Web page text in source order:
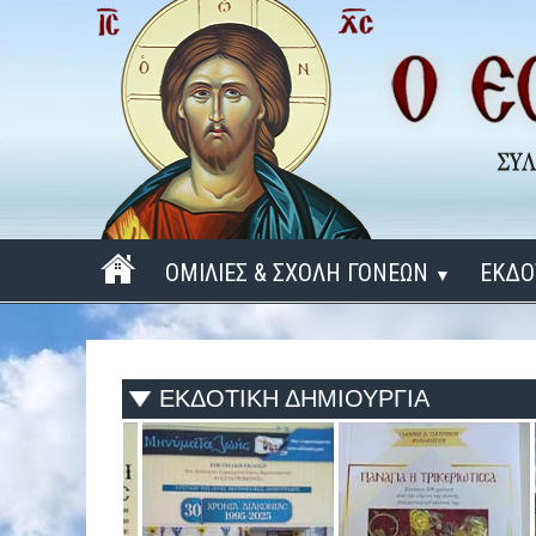
ΟΜΙΛΙΕΣ & ΣΧΟΛΗ ΓΟΝΕΩΝ ▼
ΠΕΡΙΟΔΟΣ 2025 - 2026
ΠΕΡΙΟΔΟΣ 2024 - 2025
ΠΕΡΙΟΔΟΣ 2023 - 2024
ΠΕΡΙΟΔΟΣ 2022 - 2023
ΕΚΔΟΤΙΚΗ ΔΗΜΙΟΥΡΓΙΑ